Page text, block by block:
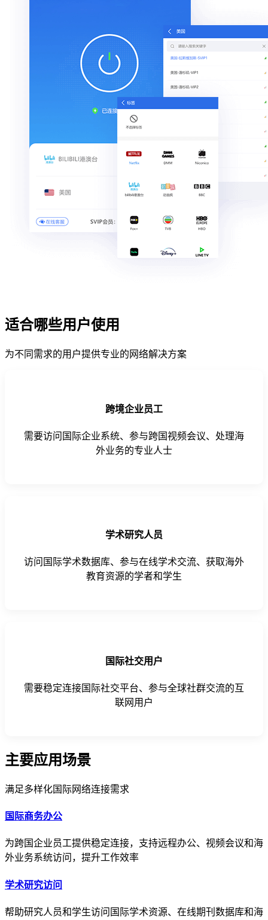
适合哪些用户使用
为不同需求的用户提供专业的网络解决方案
跨境企业员工
需要访问国际企业系统、参与跨国视频会议、处理海
外业务的专业人士
学术研究人员
访问国际学术数据库、参与在线学术交流、获取海外
教育资源的学者和学生
国际社交用户
需要稳定连接国际社交平台、参与全球社群交流的互
联网用户
主要应用场景
满足多样化国际网络连接需求
国际商务办公
为跨国企业员工提供稳定连接，支持远程办公、视频会议和海
外业务系统访问，提升工作效率
学术研究访问
帮助研究人员和学生访问国际学术资源、在线期刊数据库和海